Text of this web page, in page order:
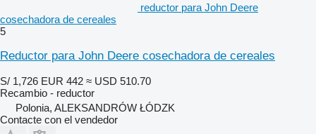
reductor para John Deere
cosechadora de cereales
5
Reductor para John Deere cosechadora de cereales
S/ 1,726 EUR 442 ≈ USD 510.70
Recambio - reductor
Polonia, ALEKSANDRÓW ŁÓDZK
Contacte con el vendedor